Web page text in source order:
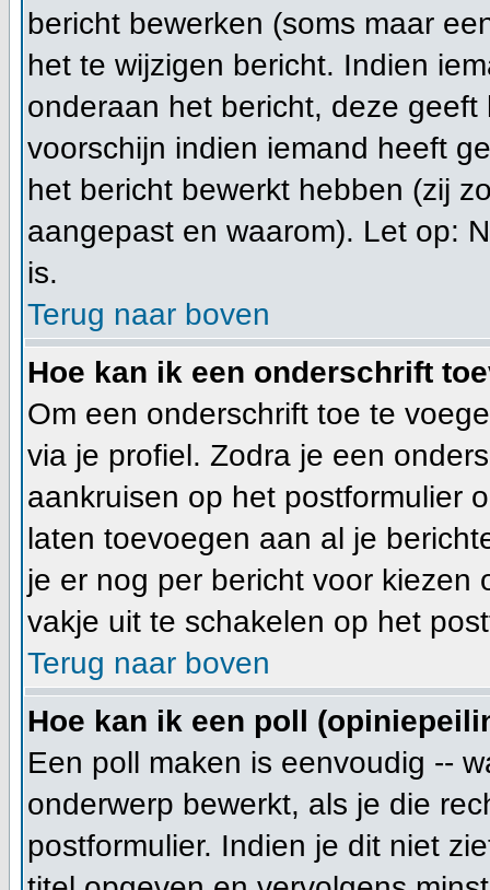
bericht bewerken (soms maar
het te wijzigen bericht. Indien
onderaan het bericht, deze
voorschijn indien iemand heeft
het bericht bewerkt hebben (zij
aangepast en waarom). Let op:
is.
Terug naar boven
Hoe kan ik een onderschrift
Om een onderschrift toe te
via je profiel. Zodra je een
aankruisen op het postformulier
laten toevoegen aan al je
je er nog per bericht voor
vakje uit te schakelen op het
Terug naar boven
Hoe kan ik een poll
Een poll maken is eenvoudig --
onderwerp bewerkt, als je die
postformulier. Indien je dit niet